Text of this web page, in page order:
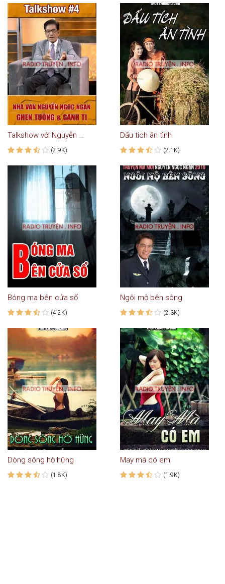
Talkshow với Nguyễn Ngọc Ngạn #5: Ghen Tuông & Ganh Tị
(2.9K)
Dấu tích ân tình
(2.1K)
Bóng ma bên cửa sổ
(4.2K)
Ngôi mộ bên sông
(2.3K)
Dòng sông hờ hững
(1.8K)
May mà có em
(1.9K)